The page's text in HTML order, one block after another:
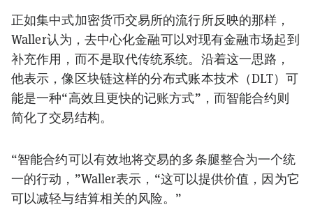
正如集中式加密货币交易所的流行所反映的那样，
Waller认为，去中心化金融可以对现有金融市场起到
补充作用，而不是取代传统系统。沿着这一思路，
他表示，像区块链这样的分布式账本技术（DLT）可
能是一种“高效且更快的记账方式”，而智能合约则
简化了交易结构。
“智能合约可以有效地将交易的多条腿整合为一个统
一的行动，”Waller表示，“这可以提供价值，因为它
可以减轻与结算相关的风险。”